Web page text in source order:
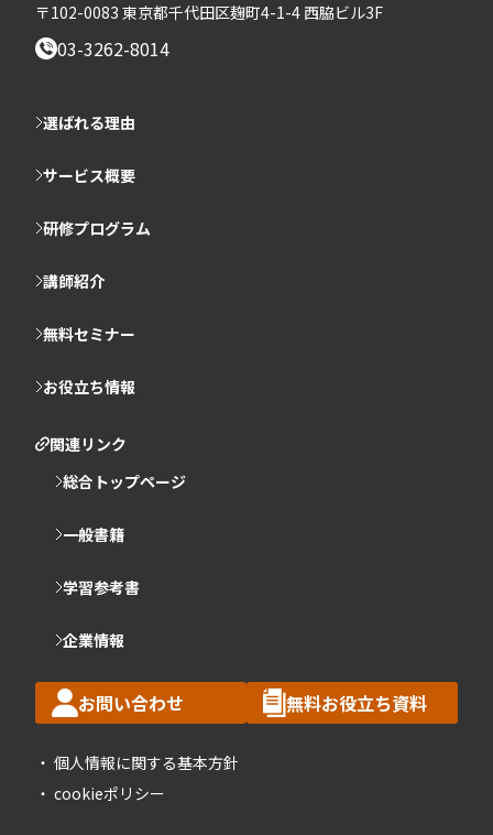
〒102-0083 東京都千代田区麹町4-1-4 西脇ビル3F
03-3262-8014
選ばれる理由
サービス概要
研修プログラム
講師紹介
無料セミナー
お役立ち情報
関連リンク
総合トップページ
一般書籍
学習参考書
企業情報
お問い合わせ 無料お役立ち資料
個人情報に関する基本方針
cookieポリシー